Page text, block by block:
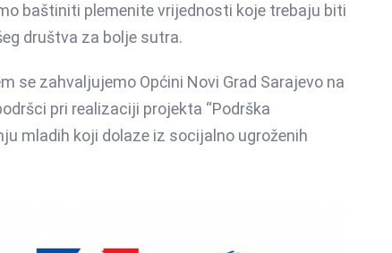
baštiniti plemenite vrijednosti koje trebaju biti
društva za bolje sutra.
se zahvaljujemo Općini Novi Grad Sarajevo na
pri realizaciji projekta “Podrška
mladih koji dolaze iz socijalno ugroženih